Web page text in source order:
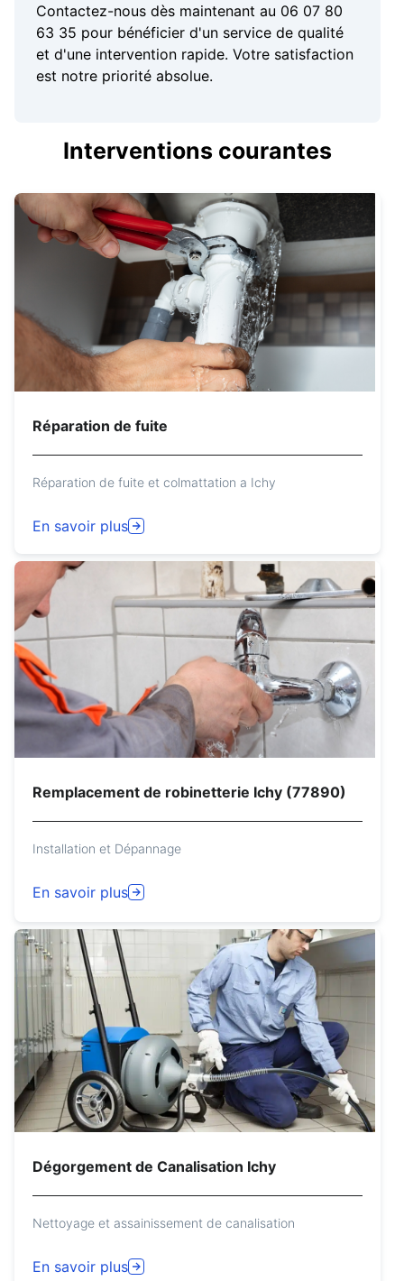
Contactez-nous dès maintenant au 06 07 80
63 35 pour bénéficier d'un service de qualité
et d'une intervention rapide. Votre satisfaction
est notre priorité absolue.
Interventions courantes
Réparation de fuite
Réparation de fuite et colmattation a Ichy
En savoir plus
Remplacement de robinetterie Ichy (77890)
Installation et Dépannage
En savoir plus
Dégorgement de Canalisation Ichy
Nettoyage et assainissement de canalisation
En savoir plus